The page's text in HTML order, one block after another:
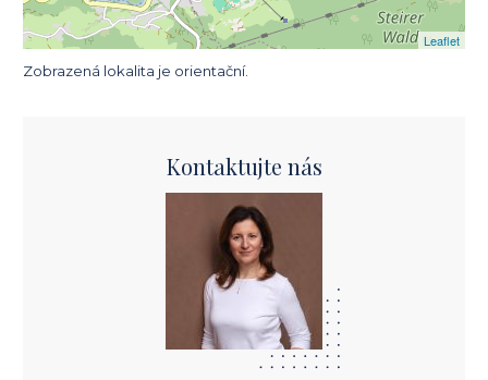
Leaflet
Zobrazená lokalita je orientační.
Kontaktujte nás